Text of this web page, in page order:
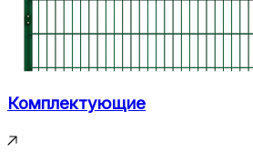
Комплектующие